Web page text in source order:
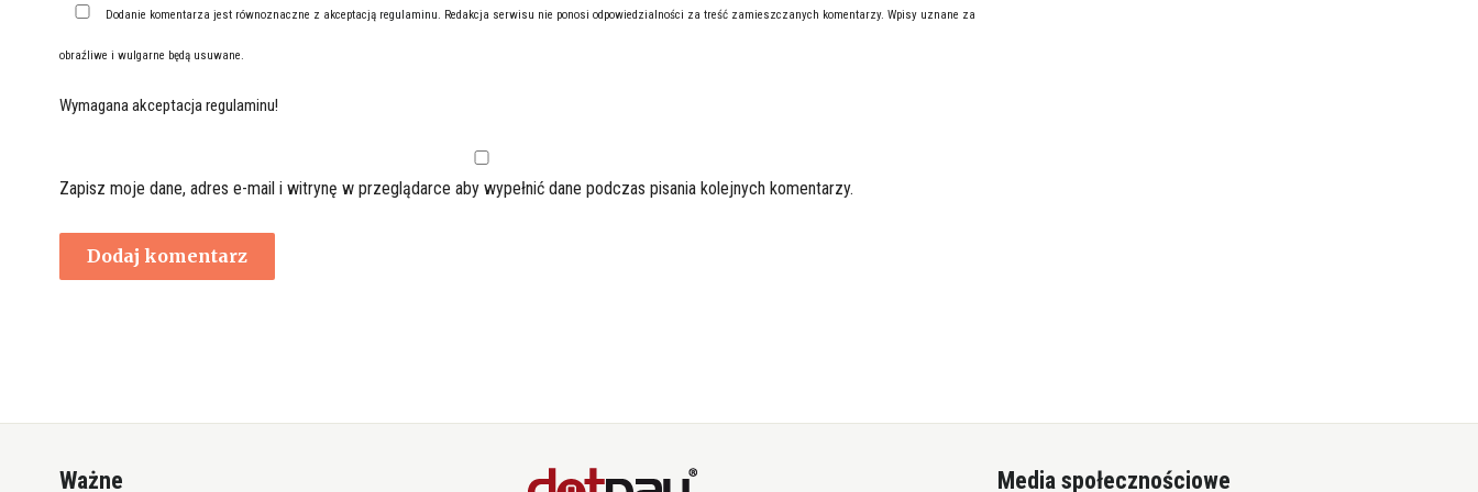
Dodanie komentarza jest równoznaczne z akceptacją regulaminu. Redakcja serwisu nie ponosi odpowiedzialności za treść zamieszczanych komentarzy. Wpisy uznane za
obraźliwe i wulgarne będą usuwane.
Wymagana akceptacja regulaminu!
Zapisz moje dane, adres e-mail i witrynę w przeglądarce aby wypełnić dane podczas pisania kolejnych komentarzy.
Ważne Media społecznościowe